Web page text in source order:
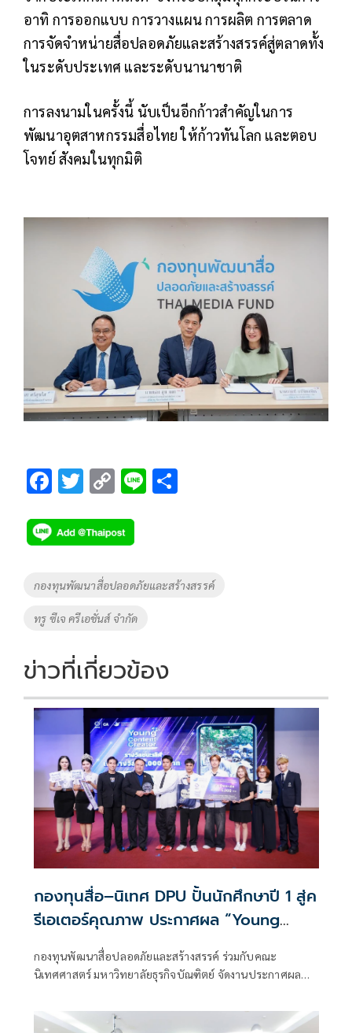
อาทิ การออกแบบ การวางแผน การผลิต การตลาด
การจัดจำหน่ายสื่อปลอดภัยและสร้างสรรค์สู่ตลาดทั้ง
ในระดับประเทศ และระดับนานาชาติ
การลงนามในครั้งนี้ นับเป็นอีกก้าวสำคัญในการ
พัฒนาอุตสาหกรรมสื่อไทย ให้ก้าวทันโลก และตอบ
โจทย์ สังคมในทุกมิติ
F
e
b
o
o
k
T
tt
er
C
p
y
Li
n
k
Li
Tags
กองทุนพัฒนาสื่อปลอดภัยและสร้างสรรค์
ทรู ซีเจ ครีเอชั่นส์ จำกัด
ข่าวที่เกี่ยวข้อง
กองทุนสื่อ–นิเทศ DPU ปั้นนักศึกษาปี 1 สู่ค
รีเอเตอร์คุณภาพ ประกาศผล “Young
Content Creator“
กองทุนพัฒนาสื่อปลอดภัยและสร้างสรรค์ ร่วมกับคณะ
นิเทศศาสตร์ มหาวิทยาลัยธุรกิจบัณฑิตย์ จัดงานประกาศผล
คอนเทนต์ครีเอเตอร์หน้าใหม่ สื่อปลอดภัยและสร้างสรรค์” ณ